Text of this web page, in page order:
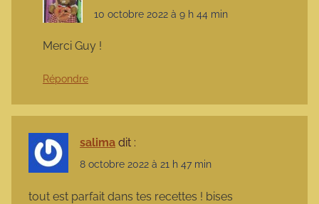
10 octobre 2022 à 9 h 44 min
Merci Guy !
Répondre
salima dit :
8 octobre 2022 à 21 h 47 min
tout est parfait dans tes recettes ! bises